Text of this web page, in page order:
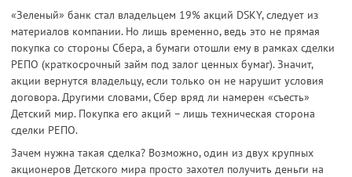
«Зеленый» банк стал владельцем 19% акций DSKY, следует из
материалов компании. Но лишь временно, ведь это не прямая
покупка со стороны Сбера, а бумаги отошли ему в рамках сделки
РЕПО (краткосрочный займ под залог ценных бумаг). Значит,
акции вернутся владельцу, если только он не нарушит условия
договора. Другими словами, Сбер вряд ли намерен «съесть»
Детский мир. Покупка его акций – лишь техническая сторона
сделки РЕПО.
Зачем нужна такая сделка? Возможно, один из двух крупных
акционеров Детского мира просто захотел получить деньги на